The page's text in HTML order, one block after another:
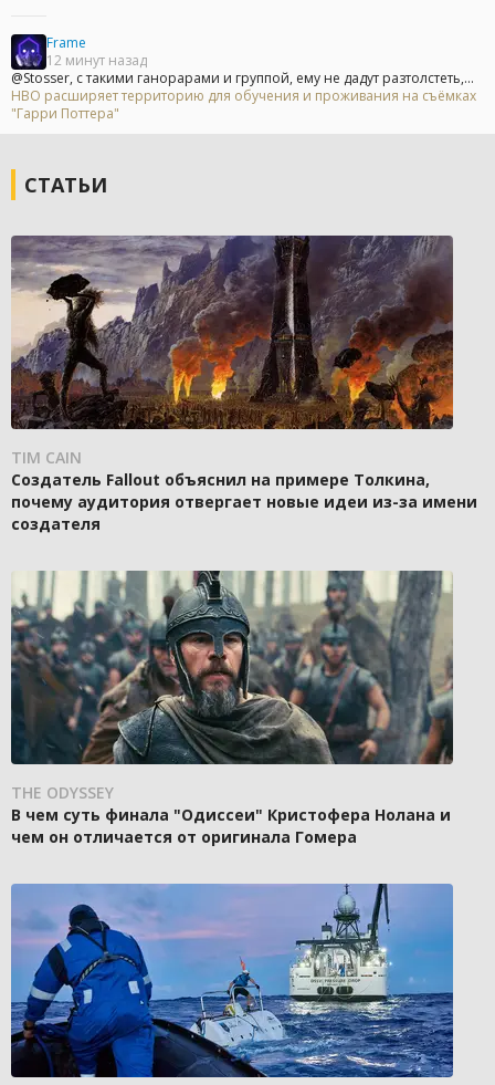
Frame
12 минут назад
@Stosser, с такими ганорарами и группой, ему не дадут разтолстеть,...
HBO расширяет территорию для обучения и проживания на съёмках
"Гарри Поттера"
СТАТЬИ
TIM CAIN
Создатель Fallout объяснил на примере Толкина,
почему аудитория отвергает новые идеи из-за имени
создателя
THE ODYSSEY
В чем суть финала "Одиссеи" Кристофера Нолана и
чем он отличается от оригинала Гомера